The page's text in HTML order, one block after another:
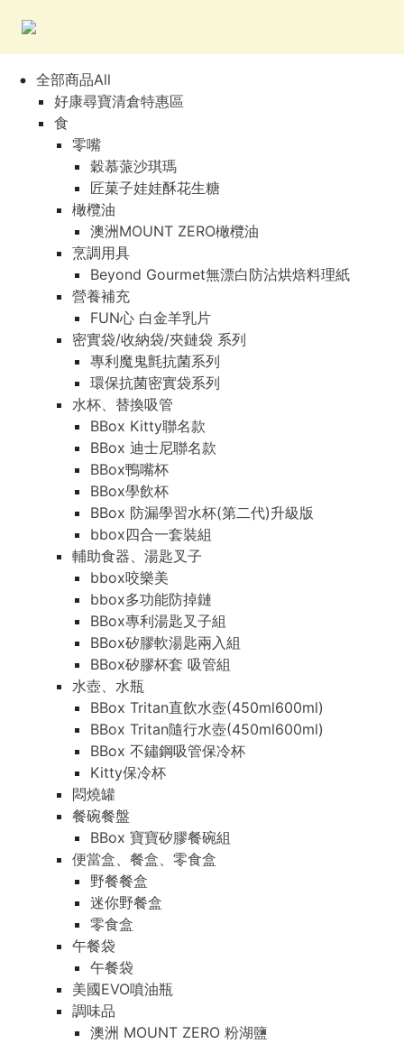
全部商品All
好康尋寶清倉特惠區
食
零嘴
穀慕蒎沙琪瑪
匠菓子娃娃酥花生糖
橄欖油
澳洲MOUNT ZERO橄欖油
烹調用具
Beyond Gourmet無漂白防沾烘焙料理紙
營養補充
FUN心 白金羊乳片
密實袋/收納袋/夾鏈袋 系列
專利魔鬼氈抗菌系列
環保抗菌密實袋系列
水杯、替換吸管
BBox Kitty聯名款
BBox 迪士尼聯名款
BBox鴨嘴杯
BBox學飲杯
BBox 防漏學習水杯(第二代)升級版
bbox四合一套裝組
輔助食器、湯匙叉子
bbox咬樂美
bbox多功能防掉鏈
BBox專利湯匙叉子組
BBox矽膠軟湯匙兩入組
BBox矽膠杯套 吸管組
水壺、水瓶
BBox Tritan直飲水壺(450ml600ml)
BBox Tritan隨行水壺(450ml600ml)
BBox 不鏽鋼吸管保冷杯
Kitty保冷杯
悶燒罐
餐碗餐盤
BBox 寶寶矽膠餐碗組
便當盒、餐盒、零食盒
野餐餐盒
迷你野餐盒
零食盒
午餐袋
午餐袋
美國EVO噴油瓶
調味品
澳洲 MOUNT ZERO 粉湖鹽